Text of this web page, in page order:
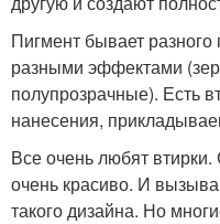
Пигмент бывает
разными эффектами
полупрозрачные). Есть
нанесения,
Все очень любят
очень красиво. И
такого дизайна. Но